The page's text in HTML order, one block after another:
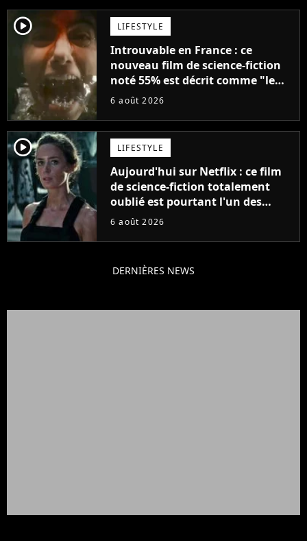
player2 LIFESTYLE
Introuvable en France : ce
nouveau film de science-fiction
noté 55% est décrit comme "le
plus stupide de l'année"
6 août 2026
player2 LIFESTYLE
Aujourd'hui sur Netflix : ce film
de science-fiction totalement
oublié est pourtant l'un des
meilleurs des années 2010
6 août 2026
DERNIÈRES NEWS